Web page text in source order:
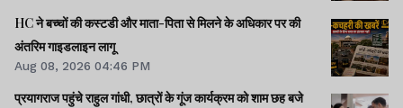
HC ने बच्चों की कस्टडी और माता-पिता से मिलने के अधिकार पर की
अंतरिम गाइडलाइन लागू
Aug 08, 2026 04:46 PM
प्रयागराज पहुंचे राहुल गांधी, छात्रों के गूंज कार्यक्रम को शाम छह बजे